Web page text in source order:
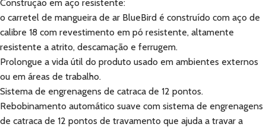
Construção em aço resistente:
o carretel de mangueira de ar BlueBird é construído com aço de
calibre 18 com revestimento em pó resistente, altamente
resistente a atrito, descamação e ferrugem.
Prolongue a vida útil do produto usado em ambientes externos
ou em áreas de trabalho.
Sistema de engrenagens de catraca de 12 pontos.
Rebobinamento automático suave com sistema de engrenagens
de catraca de 12 pontos de travamento que ajuda a travar a